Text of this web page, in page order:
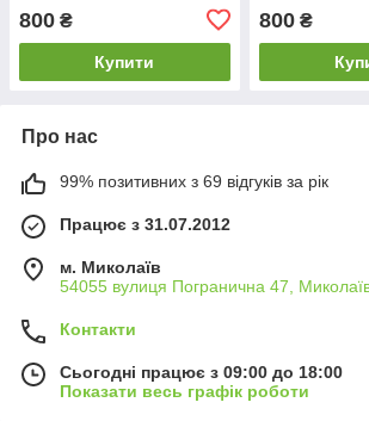
800 ₴
Купити
800₴
Про нас
99% позитивних з 69 відгуків за рік
Працює з 31.07.2012
м. Миколаїв
54055 вулиця Погранична 47,
Контакти
Сьогодні працює з 09:00 до 18:00
Показати весь графік роботи